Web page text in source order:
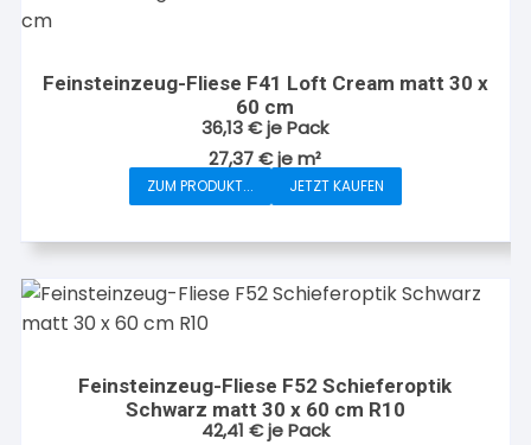
Feinsteinzeug-Fliese F41 Loft Cream matt 30 x
60 cm
36,13€je Pack
27,37€jem²
ZUM PRODUKT... JETZT KAUFEN
Feinsteinzeug-Fliese F52 Schieferoptik
Schwarz matt 30 x 60 cm R10
42,41 €je Pack